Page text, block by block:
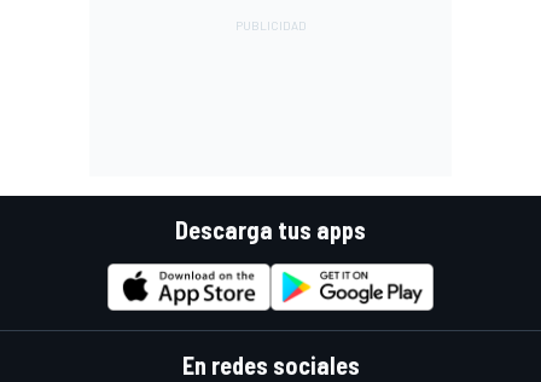
Descarga tus apps
En redes sociales